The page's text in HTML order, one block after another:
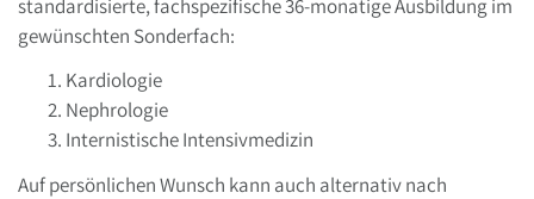
standardisierte, fachspezifische 36-monatige Ausbildung im
gewünschten Sonderfach:
Kardiologie
Nephrologie
Internistische Intensivmedizin
Auf persönlichen Wunsch kann auch alternativ nach